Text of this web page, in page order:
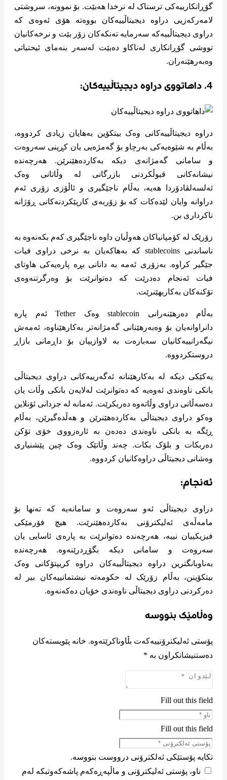
گۆڕانکارییەکی ترسناک لە نرخدا هەبێت. بۆ نموونە، سروشتی
لامەرکەزیی دراوە دیجیتاڵییەکان بووەتە هۆی ئەوەی کە
دراوی دیجیتاڵییەکه سەرمایە تەنکەکان زۆر بێت و نرخەکانیان
تووشی گۆڕانکاری لەناکاو دەبێت لەسەر بنەمای ئیحتیاتی
وەبەرهێنەران.
4. داهاتووی دراوە دیجیتاڵییەکان:
دراوە دیجیتاڵییەکانی وەک بیتکۆین بەهایان زیادی کردووە،
بەڵام بە شێوەیەکی بەرچاو بۆ گەمژەیی یان کڕینی سەروەت
و سامانی گەمژانەی دیکە بەکاردەهێنرێن. هەرچەندە
نیشانەکانی قبوڵکردنی بازرگانی لە وڵاتانی وەک
ئەلسەلڤادۆردا هەیە، بەڵام ناجێگیری و ئاڵۆزی زۆری ئەم
دراوانە وایان لێدەکات کە بۆ زۆربەی کارپێکردنەکانی ڕۆژانە
ناکرداری بن.
زۆرێک لە کۆمپانیاکان هەوڵیان داوە ناجێگیری کەم بکەنەوە بە
ناساندنی stablecoins کە بەهاکەیان بە نرخی دراوی فیات
جێگیر کراوە. بەزۆری ئەمە بە دانانی بڕە پارەیەکی هاوتای
فیات ئەنجام دەدرێت کە دەتوانرێت بۆ وەرگرتنەوەی
تۆکنەکان بەکاربهێنرێت.
بەڵام دەرهێنەرانی stablecoin وەک Tether ئەم پارە
دانراوانەیان بۆ وەبەرهێنانی گەمژانەتر بەکارهێناوە، ئەمەش
نیگەرانییەکانیان سەبارەت بە لاوازییان بۆ داڕمانی بازاڕ
دروستکردووە.
یەکێکی دیکە لە بەکارهێنانە ئەگەرییەکانی دراوی دیجیتاڵی
بانکی ناوەندی ئەوەیە کە دەتوانرێت لەلایەن بانکی وڵات یان
دەسەڵاتی دراوی وڵاتەوە دەربکرێت. ئەمانە لە جزدانی ئۆنلاین
وەکو دراوی دیجیتاڵی بەکاردەهێنرێن و هەڵدەگیرێن، بەڵام
ڕێگە بە بانکی ناوەندی دەدەن بە ئارەزووی خۆی تۆکن
دەربکات و بلۆک بکات. چەند وڵاتێک وەک چین پێشنیاری
وەشانی دیجیتاڵی دراوەکانیان کردووە.
ئەنجام:
دراوی دیجیتاڵی ئەو سەروەت و سامانەیە کە تەنها بۆ
مامەڵەی ئەلیکترۆنی بەکاردەهێنرێت. هیچ فۆرمێکی
فیزیکییان نییە، هەرچەندە دەتوانرێت بە پارەی ئاسایی یان
سەروەت و سامانی دیکە بگۆڕدرێنەوە. هەرچەندە
بەناوبانگترین دراوە دیجیتاڵییەکان دراوە کریپتۆکانی وەک
بیتکۆینن، بەڵام زۆرێک لە حکومەتە نیشتمانییەکان بیر لە
دەرکردنی دراوی دیجیتاڵی ناوەندی خۆیان دەکەنەوە.
وەڵامێک بنووسە
پۆستی ئەلیکترۆنییەکەت بڵاوناکرێتەوە. خانە پێویستەکان
دەستنیشانکراون بە *
Fill out this field
Fill out this field
تکایە پۆستێکی ئەلکترۆنی درووست بنووسە.
ناو، پۆستی ئەلیکترۆنی و ماڵپەڕەکەم پاشەکەوتبکە لەم